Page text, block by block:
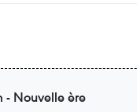
- Nouvelle ère